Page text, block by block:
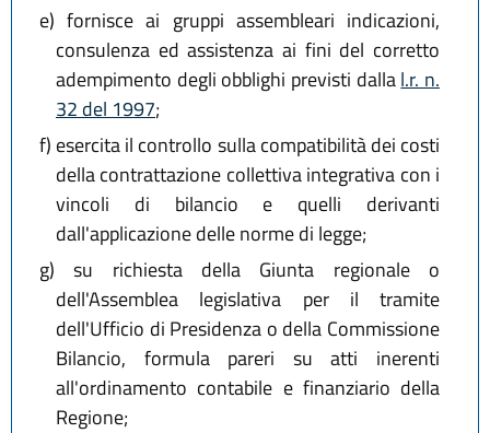
e) fornisce ai gruppi assembleari indicazioni,
consulenza ed assistenza ai fini del corretto
adempimento degli obblighi previsti dallal.r. n.
32 del 1997;
f) esercita il controllo sulla compatibilità dei costi
della contrattazione collettiva integrativa con i
vincoli di bilancio e quelli derivanti
dall'applicazione delle norme di legge;
g) su richiesta della Giunta regionale o
dell'Assemblea legislativa per il tramite
dell'Ufficio di Presidenza o della Commissione
Bilancio, formula pareri su atti inerenti
all'ordinamento contabile e finanziario della
Regione;